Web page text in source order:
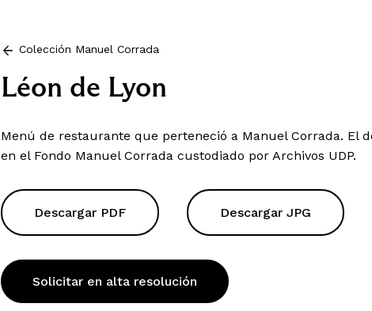
Colección Manuel Corrada
Léon de Lyon
Menú de restaurante que perteneció a Manuel Corrada. El
en el Fondo Manuel Corrada custodiado por Archivos UDP.
Descargar PDF Descargar JPG
Solicitar en alta resolución